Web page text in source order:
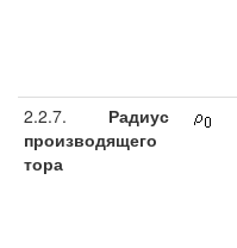
2.2.7. Радиус
производящего
тора